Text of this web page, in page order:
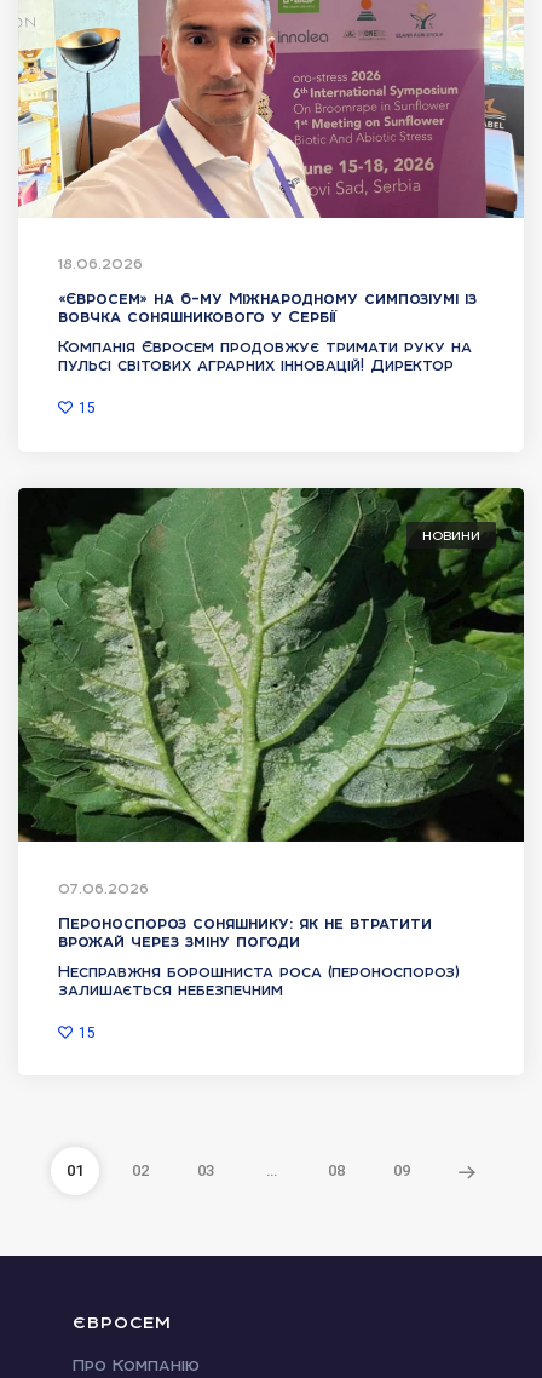
18.06.2026
«Євросем» на 6-му Міжнародному симпозіумі із
вовчка соняшникового у Сербії
Компанія Євросем продовжує тримати руку на
пульсі світових аграрних інновацій! Директор
15
НОВИНИ
07.06.2026
Пероноспороз соняшнику: як не втратити
врожай через зміну погоди
Несправжня борошниста роса (пероноспороз)
залишається небезпечним
15
01 02 03 … 08 09
ЄВРОСЕМ
Про Компанію